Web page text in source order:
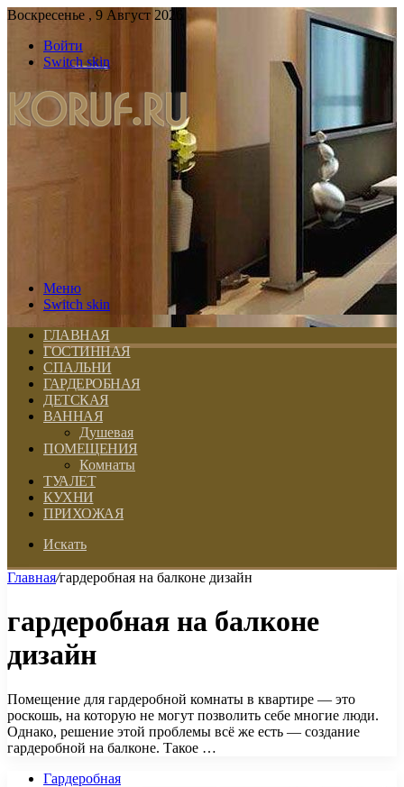
Воскресенье , 9 Август 2026
Войти
Switch skin
Меню
Switch skin
ГЛАВНАЯ
ГОСТИННАЯ
СПАЛЬНИ
ГАРДЕРОБНАЯ
ДЕТСКАЯ
ВАННАЯ
Душевая
ПОМЕЩЕНИЯ
Комнаты
ТУАЛЕТ
КУХНИ
ПРИХОЖАЯ
Искать
Главная/гардеробная на балконе дизайн
гардеробная на балконе
дизайн
Помещение для гардеробной комнаты в квартире — это
роскошь, на которую не могут позволить себе многие люди.
Однако, решение этой проблемы всё же есть — создание
гардеробной на балконе. Такое …
Гардеробная